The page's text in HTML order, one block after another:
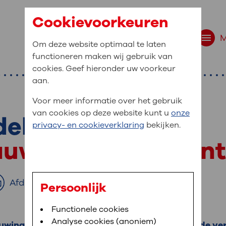
navigatie
bent u naar op
Bloedafname,MijnOLVG,Digitalisering
medische gegevens
In MijnOLVG kunt u uw medische
het u uitkomt. OLVG breidt MijnOLVG
bij dialyse
in een shunt
Afdrukken
Cookievoorkeuren
Om deze website optimaal te laten
functioneren maken wij gebruik van
cookies. Geef hieronder uw voorkeur
aan.
Voor meer informatie over het gebruik
van cookies op deze website kunt u onze
privacy- en cookieverklaring bekijken.
Persoonlijk
Functionele cookies
Analyse cookies (anoniem)